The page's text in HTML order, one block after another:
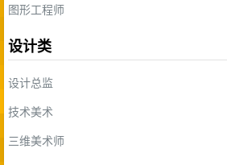
图形工程师
设计类
设计总监
技术美术
三维美术师